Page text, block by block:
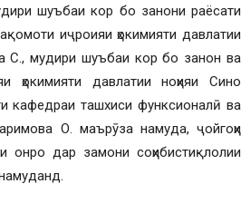
шуъбаи кор бо занони раёсати
иҷроияи ҳокимияти давлатии
С., мудири шуъбаи кор бо занон ва
ҳокимияти давлатии ноҳияи Сино
кафедраи ташхиси функсионалӣ ва
О. маърӯза намуда, ҷойгоҳи
онро дар замони соҳибистиқлолии